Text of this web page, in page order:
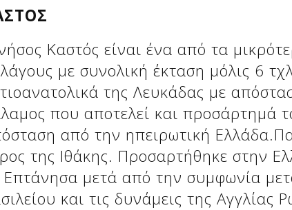
Καστός είναι ένα από τα
με συνολική έκταση μόλις 6
της Λευκάδας με
που αποτελεί και προσάρτημά
από την ηπειρωτική
της Ιθάκης. Προσαρτήθηκε στην
Επτάνησα μετά από την συμφωνία
και τις δυνάμεις της Αγγλίας